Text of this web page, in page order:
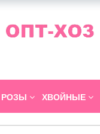
РОЗЫ ХВОЙНЫЕ